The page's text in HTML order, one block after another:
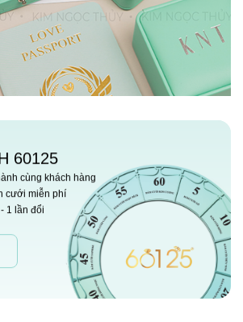
60125
cùng khách hàng
cưới miễn phí
1 lần đổi